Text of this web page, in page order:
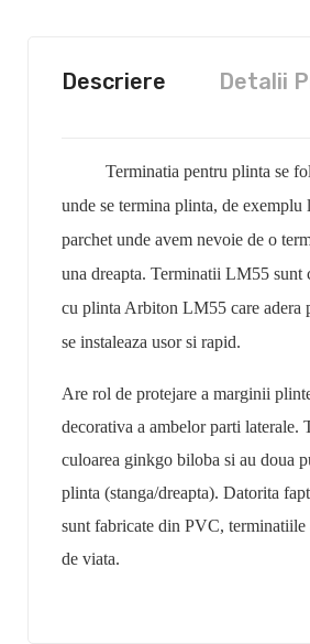
Descriere Detalii
Terminatia pentru plinta se
unde se termina plinta, de exemplu
parchet unde avem nevoie de o
una dreapta. Terminatii LM55 sunt
cu plinta Arbiton LM55 care adera
se instaleaza usor si rapid.
Are rol de protejare a marginii
decorativa a ambelor parti laterale.
culoarea ginkgo biloba si au doua
plinta (stanga/dreapta). Datorita
sunt fabricate din PVC, terminatiile
de viata.